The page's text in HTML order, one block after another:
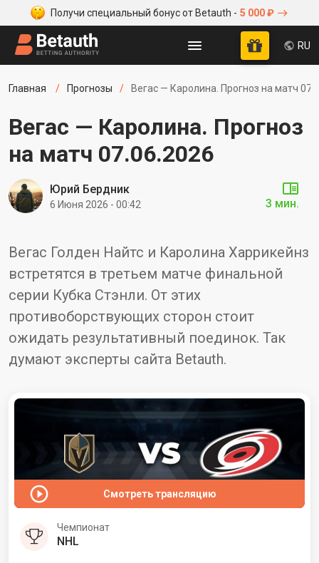
Получи специальный бонус от Betauth - 5 000 ₽
RU
Главная Прогнозы Вегас — Каролина. Прогноз на матч
Вегас — Каролина. Прогноз
на матч 07.06.2026
Вегас Голден Найтс и Каролина Харрикейнз
встретятся в третьем матче финальной
серии Кубка Стэнли. От этих
противоборствующих сторон стоит
ожидать результативный поединок. Так
думают эксперты сайта Betauth.
Юрий Бердник
6 Июня 2026 - 00:42 3 мин.
Смотреть трансляцию
Чемпионат
NHL